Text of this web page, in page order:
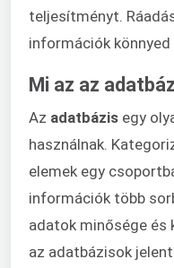
teljesítményt.
információk könnyed
Mi az az
Az adatbázis egy
használnak.
elemek egy
információk több
adatok minősége és
az adatbázisok